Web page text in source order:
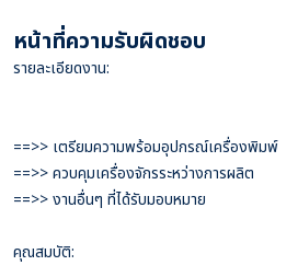
หน้าที่ความรับผิดชอบ
รายละเอียดงาน:
==>> เตรียมความพร้อมอุปกรณ์เครื่องพิมพ์
==>> ควบคุมเครื่องจักรระหว่างการผลิต
==>> งานอื่นๆ ที่ได้รับมอบหมาย
คุณสมบัติ: